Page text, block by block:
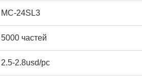
MC-24SL3
5000 частей
2.5-2.8usd/pc